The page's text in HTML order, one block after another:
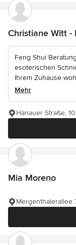
Christiane Witt -
Feng Shui
esoterischen
Ihrem Zuhause
Mehr
Hanauer Straße,
Mia Moreno
Mergenthalerallee